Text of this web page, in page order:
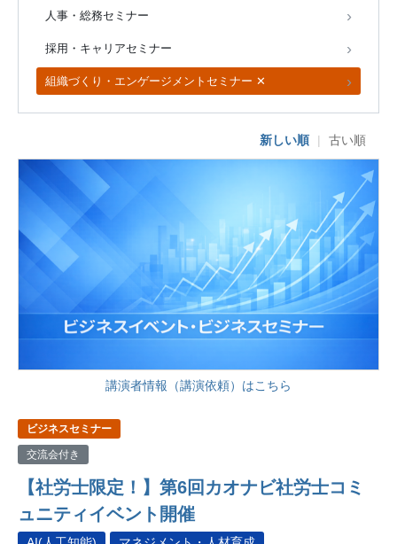
人事・総務セミナー
採用・キャリアセミナー
組織づくり・エンゲージメントセミナー ✕
新しい順 | 古い順
講演者情報（講演依頼）はこちら
ビジネスセミナー
交流会付き
【社労士限定！】第6回カオナビ社労士コミ
ュニティイベント開催